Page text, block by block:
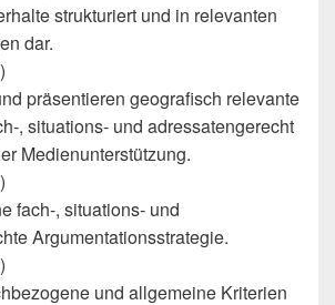
strukturiert und in relevanten
dar.
präsentieren geografisch relevante
, situations- und adressatengerecht
Medienunterstützung.
fach-, situations- und
Argumentationsstrategie.
und allgemeine Kriterien